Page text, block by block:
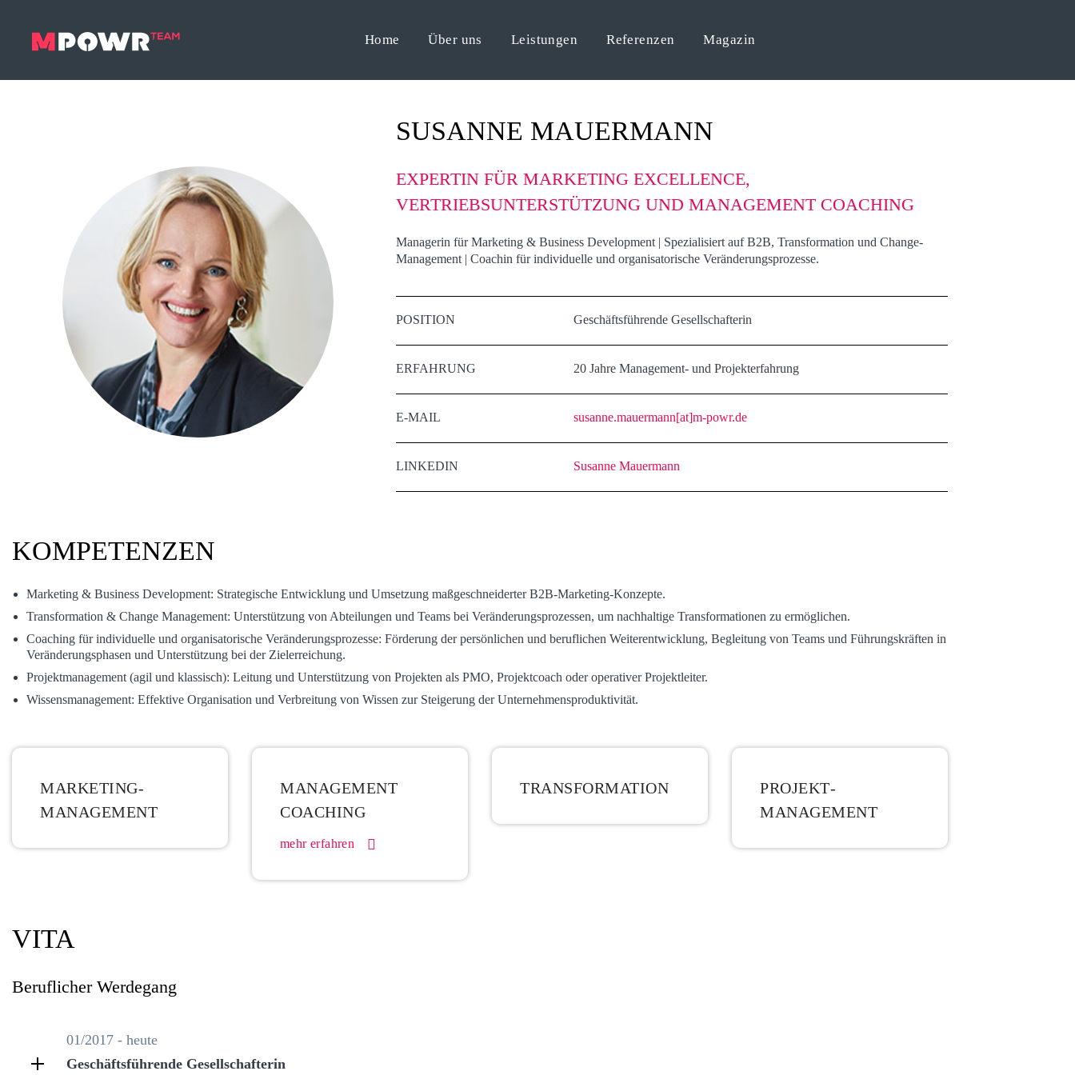
Home Über uns Leistungen Referenzen Magazin
SUSANNE MAUERMANN
EXPERTIN FÜR MARKETING EXCELLENCE,
VERTRIEBSUNTERSTÜTZUNG UND MANAGEMENT COACHING
Managerin für Marketing & Business Development | Spezialisiert auf B2B, Transformation und Change-
Management | Coachin für individuelle und organisatorische Veränderungsprozesse.
POSITION Geschäftsführende Gesellschafterin
ERFAHRUNG 20 Jahre Management- und Projekterfahrung
E-MAIL susanne.mauermann[at]m-powr.de
LINKEDIN Susanne Mauermann
KOMPETENZEN
Marketing & Business Development: Strategische Entwicklung und Umsetzung maßgeschneiderter B2B-Marketing-Konzepte.
Transformation & Change Management: Unterstützung von Abteilungen und Teams bei Veränderungsprozessen, um nachhaltige Transformationen zu ermöglichen.
Coaching für individuelle und organisatorische Veränderungsprozesse: Förderung der persönlichen und beruflichen Weiterentwicklung, Begleitung von Teams und Führungskräften in
Veränderungsphasen und Unterstützung bei der Zielerreichung.
Projektmanagement (agil und klassisch): Leitung und Unterstützung von Projekten als PMO, Projektcoach oder operativer Projektleiter.
Wissensmanagement: Effektive Organisation und Verbreitung von Wissen zur Steigerung der Unternehmensproduktivität.
MARKETING-
MANAGEMENT
MANAGEMENT
COACHING
mehr erfahren
TRANS­FORMATION
PROJEKT­
MANAGEMENT
VITA
Beruflicher Werdegang
01/2017 - heute
Geschäftsführende Gesellschafterin